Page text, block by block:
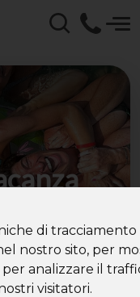
di
nostro sito, per
analizzare il
visitatori.
diverse proposte